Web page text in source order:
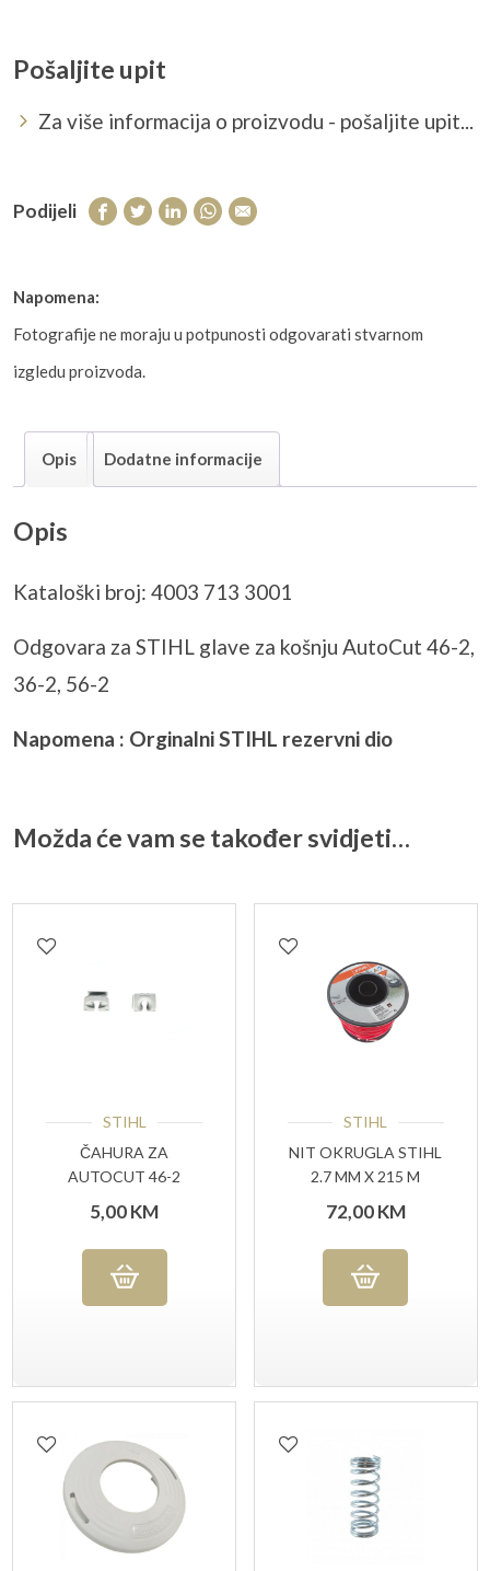
Pošaljite upit
Za više informacija o proizvodu - pošaljite upit...
Podijeli
Napomena:
Fotografije ne moraju u potpunosti odgovarati stvarnom
izgledu proizvoda.
Opis Dodatne informacije
Opis
Kataloški broj: 4003 713 3001
Odgovara za STIHL glave za košnju AutoCut 46-2,
36-2, 56-2
Napomena : Orginalni STIHL rezervni dio
Možda će vam se također svidjeti…
STIHL
ČAHURA ZA
AUTOCUT 46-2
(40027138307)
5,00KM
STIHL
NIT OKRUGLA STIHL
2.7 MM X 215 M
72,00KM